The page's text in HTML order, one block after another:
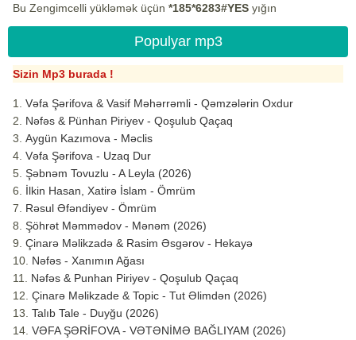
Bu Zengimcelli yükləmək üçün *185*6283#YES yığın
Populyar mp3
Sizin Mp3 burada !
Vəfa Şərifova & Vasif Məhərrəmli - Qəmzələrin Oxdur
Nəfəs & Pünhan Piriyev - Qoşulub Qaçaq
Aygün Kazımova - Məclis
Vəfa Şərifova - Uzaq Dur
Şəbnəm Tovuzlu - A Leyla (2026)
İlkin Hasan, Xatirə İslam - Ömrüm
Rəsul Əfəndiyev - Ömrüm
Şöhrət Məmmədov - Mənəm (2026)
Çinarə Məlikzadə & Rasim Əsgərov - Hekayə
Nəfəs - Xanımın Ağası
Nəfəs & Punhan Piriyev - Qoşulub Qaçaq
Çinarə Məlikzade & Topic - Tut Əlimdən (2026)
Talıb Tale - Duyğu (2026)
VƏFA ŞƏRİFOVA - VƏTƏNİMƏ BAĞLIYAM (2026)